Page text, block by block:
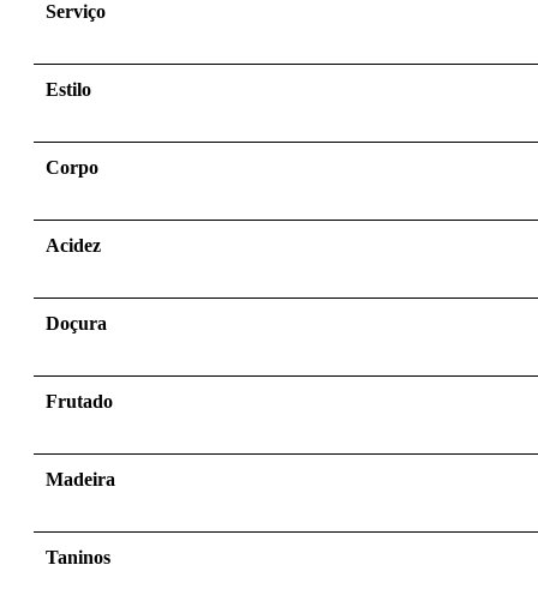
Serviço
Estilo
Corpo
Acidez
Doçura
Frutado
Madeira
Taninos